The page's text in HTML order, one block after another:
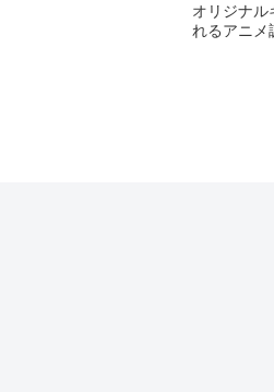
オリジナル
れるアニメ